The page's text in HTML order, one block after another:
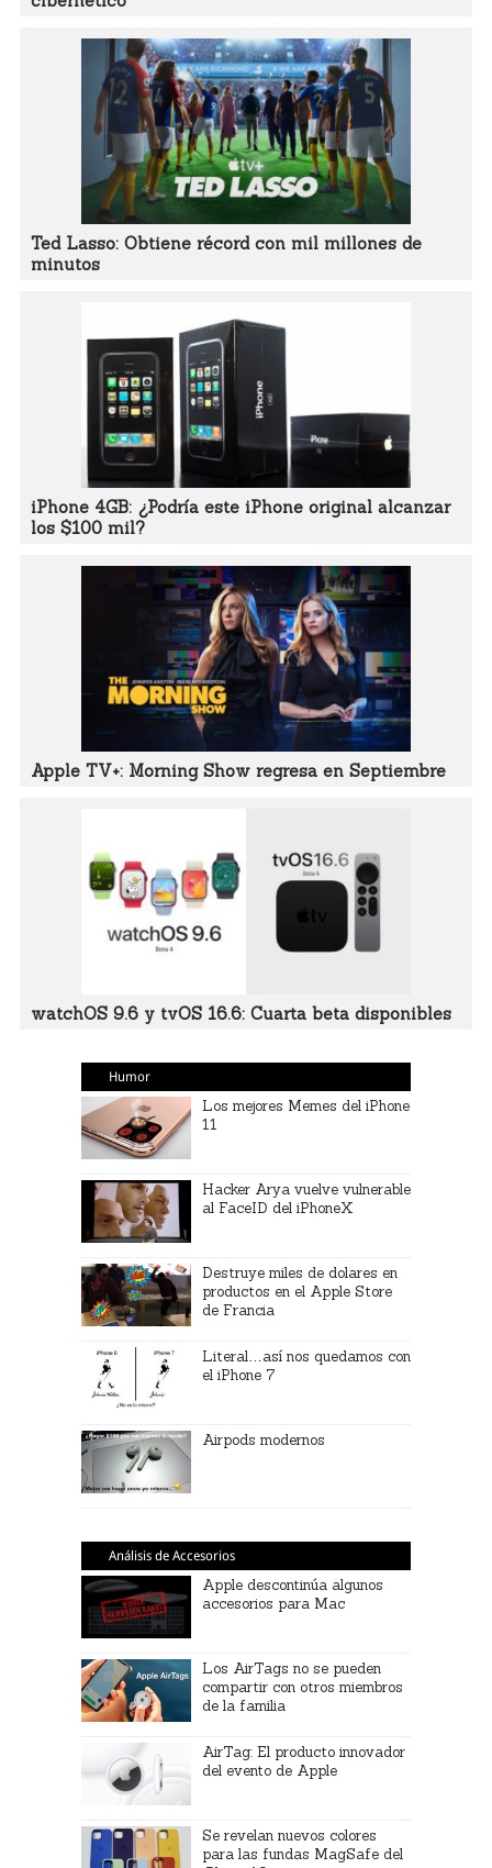
Ted Lasso: Obtiene récord con mil millones de
minutos
iPhone 4GB: ¿Podría este iPhone original alcanzar
los $100 mil?
Apple TV+: Morning Show regresa en Septiembre
watchOS 9.6 y tvOS 16.6: Cuarta beta disponibles
Humor
Los mejores Memes del iPhone
11
Hacker Arya vuelve vulnerable
al FaceID del iPhoneX
Destruye miles de dolares en
productos en el Apple Store
de Francia
Literal…así nos quedamos con
el iPhone 7
Airpods modernos
Análisis de Accesorios
Apple descontinúa algunos
accesorios para Mac
Los AirTags no se pueden
compartir con otros miembros
de la familia
AirTag: El producto innovador
del evento de Apple
Se revelan nuevos colores
para las fundas MagSafe del